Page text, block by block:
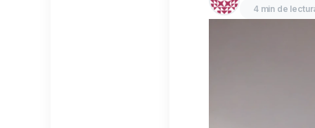
4 min de